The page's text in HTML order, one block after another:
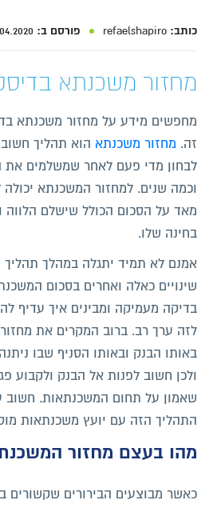
כותב: פורסם ב:
מחזור משכנתא
מחפשים מידע על מחזור משכנתא
זה. מחזור משכנתא הוא תהליך
לבחון מדי פעם לאחר שמשלמים
וכמה שנים. למחזור המשכנתא
מאד על הסכום הכולל שישלם הלווה
בחינה שלו.
אמנם לא תמיד יתגלה במהלך
שינויים כאלה ואחרים בסכום
בדיקה מעמיקה ומבינים איך עדיף
לזה ערך רב. ברוב המקרים את
באותו הבנק ובאותו הסניף שבו
ולכן חשוב לפנות אל הבנק ולקבוע
שאמון על תחום המשכנתאות. חשוב
התהליך הזה עם יועץ משכנתאות
מהו בעצם מחזור
כאשר מבוצעים הבירורים